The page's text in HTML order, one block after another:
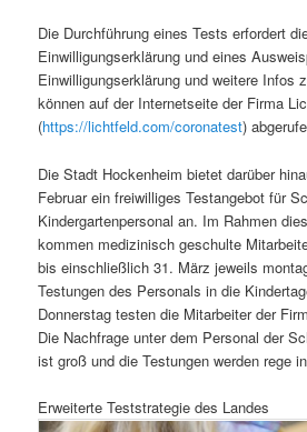
Die Durchführung eines Tests erfordert
Einwilligungserklärung und eines
Einwilligungserklärung und weitere Infos
können auf der Internetseite der Firma
(https://lichtfeld.com/coronatest)
Die Stadt Hockenheim bietet darüber
Februar ein freiwilliges Testangebot für
Kindergartenpersonal an. Im Rahmen
kommen medizinisch geschulte
bis einschließlich 31. März jeweils
Testungen des Personals in die
Donnerstag testen die Mitarbeiter der
Die Nachfrage unter dem Personal der
ist groß und die Testungen werden rege
Erweiterte Teststrategie des Landes